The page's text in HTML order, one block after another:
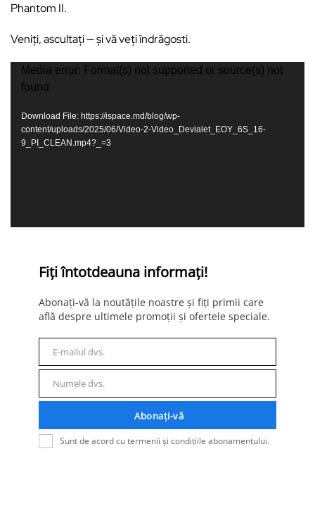
Phantom II.
Veniți, ascultați — și vă veți îndrăgosti.
Video
Player
Media error: Format(s) not supported or source(s) not
found
Download File: https://ispace.md/blog/wp-
content/uploads/2025/06/Video-2-Video_Devialet_EOY_6S_16-
9_PI_CLEAN.mp4?_=3
Fiți întotdeauna informați!
Abonați-vă la noutățile noastre și fiți primii care
află despre ultimele promoții și ofertele speciale.
E-
mail
E-mailul dvs.
Nume
Numele dvs.
Abonați-vă
Sunt de acord cu termenii și condițiile abonamentului.